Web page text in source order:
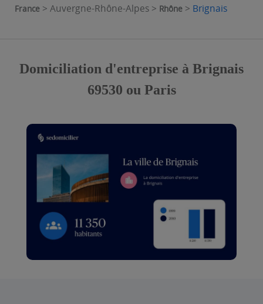
France > Auvergne-Rhône-Alpes > Rhône > Brignais
Domiciliation d'entreprise à Brignais
69530 ou Paris